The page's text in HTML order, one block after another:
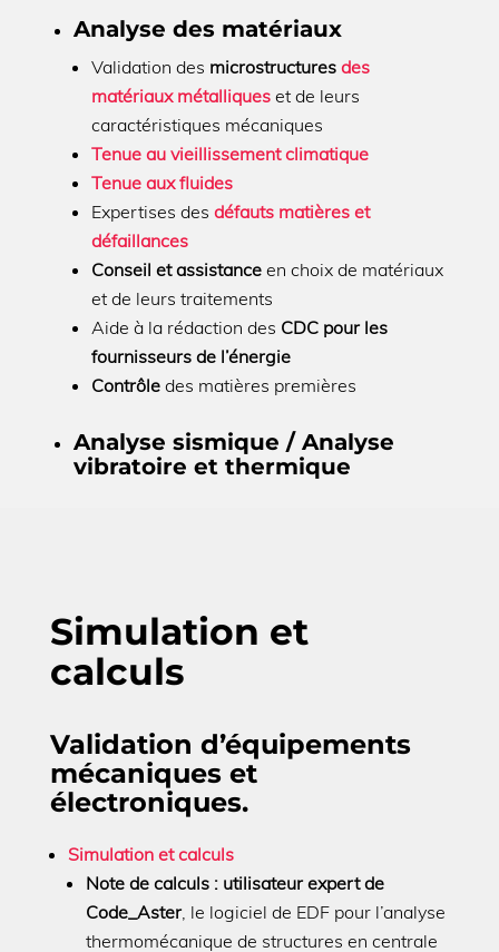
Analyse des matériaux
Validation des microstructures des
matériaux métalliques et de leurs
caractéristiques mécaniques
Tenue au vieillissement climatique
Tenue aux fluides
Expertises des défauts matières et
défaillances
Conseil et assistance en choix de matériaux
et de leurs traitements
Aide à la rédaction des CDC pour les
fournisseurs de l’énergie
Contrôle des matières premières
Analyse sismique / Analyse
vibratoire et thermique
Simulation et
calculs
Validation d’équipements
mécaniques et
électroniques.
Simulation et calculs
Note de calculs : utilisateur expert de
Code_Aster, le logiciel de EDF pour l’analyse
thermomécanique de structures en centrale